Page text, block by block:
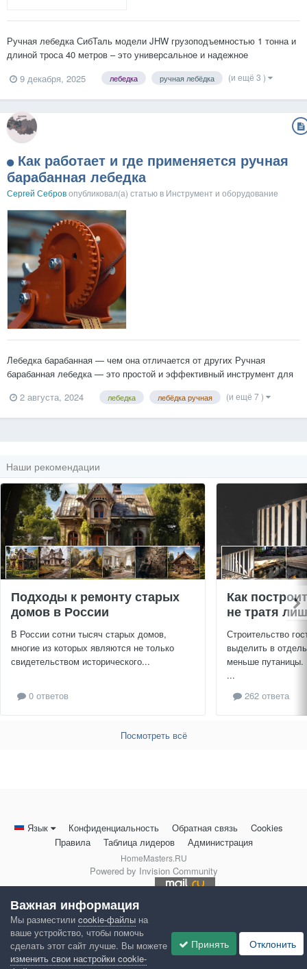
Ручная лебедка СибТаль модели JHW грузоподъемностью 1 тонна и
длиной троса 40 метров – это универсальное и надежное
оборудование для подъема и перемещения грузов в различных
условиях. Чаще всего используется в качестве промышленного
9 декабря, 2025 лебедка ручная лебёдка (и ещё 3 )
Как работает и где применяется ручная
барабанная лебедка
Сергей Себровопубликовал(а) статью в Инструмент и оборудование
Лебедка барабанная — чем она отличается от других Ручная
барабанная лебедка — это простой и эффективный инструмент для
барабан, на который наматывается тканевая лента или стальной
2 августа, 2024 лебедка лебёдка ручная (и ещё 7 )
Наши рекомендации
Подходы к ремонту старых
домов в России
В России сотни тысяч старых домов,
многие из которых являются не только
свидетельством исторического...
0 ответов
Как
не тратя
Строительство
выделить в
меньше путаницы.
...
262 ответа
Посмотреть всё
Язык Конфиденциальность Обратная связь
Cookies
Правила
Таблица лидеров Администрация
HomeMasters.RU
Powered by Invision Community
Важная информация
Мы разместили cookie-файлы на
ваше устройство, чтобы помочь
сделать этот сайт лучше. Вы можете
изменить свои настройки cookie-
Принять Отклонить